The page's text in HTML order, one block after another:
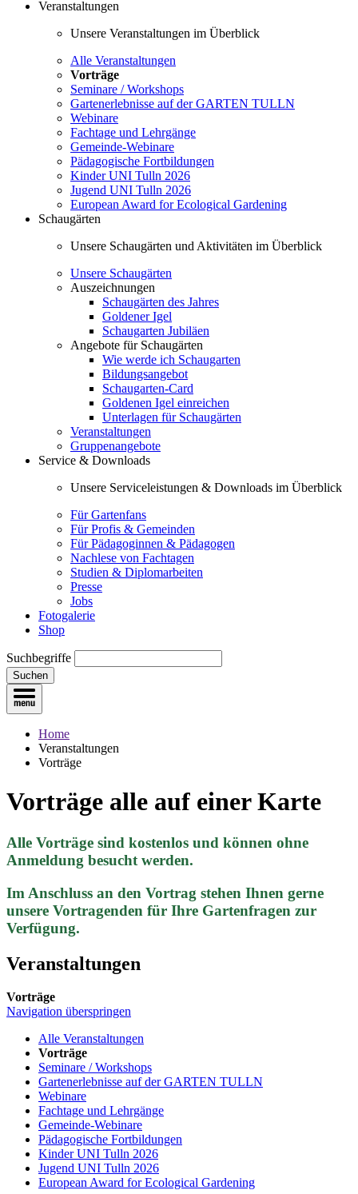
Veranstaltungen
Unsere Veranstaltungen im Überblick
Alle Veranstaltungen
Vorträge
Seminare / Workshops
Gartenerlebnisse auf der GARTEN TULLN
Webinare
Fachtage und Lehrgänge
Gemeinde-Webinare
Pädagogische Fortbildungen
Kinder UNI Tulln 2026
Jugend UNI Tulln 2026
European Award for Ecological Gardening
Schaugärten
Unsere Schaugärten und Aktivitäten im Überblick
Unsere Schaugärten
Auszeichnungen
Schaugärten des Jahres
Goldener Igel
Schaugarten Jubiläen
Angebote für Schaugärten
Wie werde ich Schaugarten
Bildungsangebot
Schaugarten-Card
Goldenen Igel einreichen
Unterlagen für Schaugärten
Veranstaltungen
Gruppenangebote
Service & Downloads
Unsere Serviceleistungen & Downloads im Überblick
Für Gartenfans
Für Profis & Gemeinden
Für Pädagoginnen & Pädagogen
Nachlese von Fachtagen
Studien & Diplomarbeiten
Presse
Jobs
Fotogalerie
Shop
Suchbegriffe
Suchen
Home
Veranstaltungen
Vorträge
Vorträge alle auf einer Karte
Alle Vorträge sind kostenlos und können ohne
Anmeldung besucht werden.
Im Anschluss an den Vortrag stehen Ihnen gerne
unsere Vortragenden für Ihre Gartenfragen zur
Verfügung.
Veranstaltungen
Vorträge
Navigation überspringen
Alle Veranstaltungen
Vorträge
Seminare / Workshops
Gartenerlebnisse auf der GARTEN TULLN
Webinare
Fachtage und Lehrgänge
Gemeinde-Webinare
Pädagogische Fortbildungen
Kinder UNI Tulln 2026
Jugend UNI Tulln 2026
European Award for Ecological Gardening